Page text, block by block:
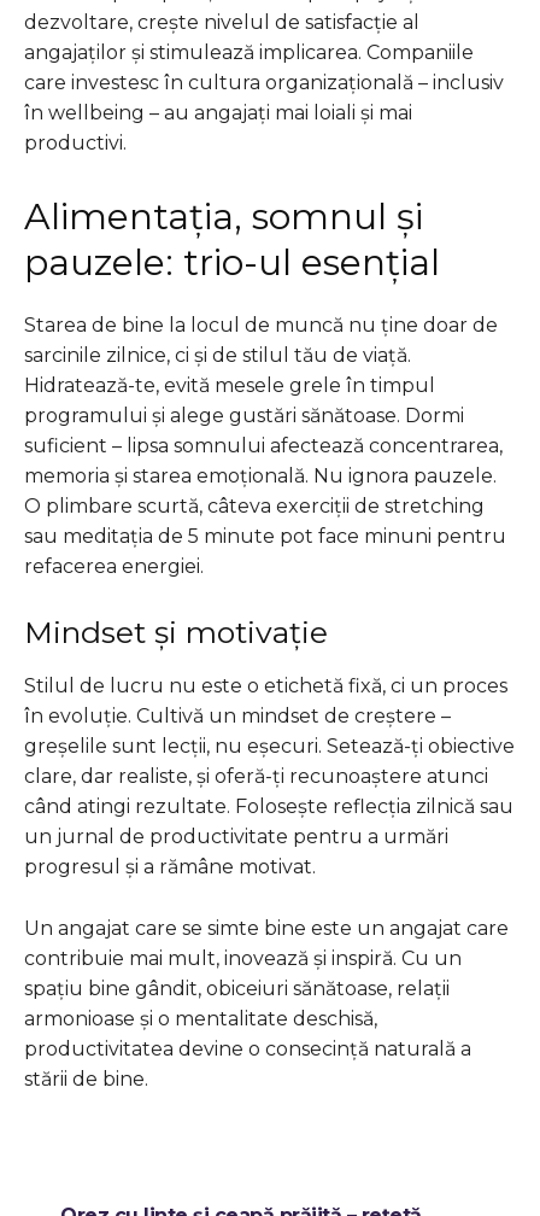
dezvoltare, crește nivelul de satisfacție al
angajaților și stimulează implicarea. Companiile
care investesc în cultura organizațională – inclusiv
în wellbeing – au angajați mai loiali și mai
productivi.
Alimentația, somnul și
pauzele: trio-ul esențial
Starea de bine la locul de muncă nu ține doar de
sarcinile zilnice, ci și de stilul tău de viață.
Hidratează-te, evită mesele grele în timpul
programului și alege gustări sănătoase. Dormi
suficient – lipsa somnului afectează concentrarea,
memoria și starea emoțională. Nu ignora pauzele.
O plimbare scurtă, câteva exerciții de stretching
sau meditația de 5 minute pot face minuni pentru
refacerea energiei.
Mindset și motivație
Stilul de lucru nu este o etichetă fixă, ci un proces
în evoluție. Cultivă un mindset de creștere –
greșelile sunt lecții, nu eșecuri. Setează-ți obiective
clare, dar realiste, și oferă-ți recunoaștere atunci
când atingi rezultate. Folosește reflecția zilnică sau
un jurnal de productivitate pentru a urmări
progresul și a rămâne motivat.
Un angajat care se simte bine este un angajat care
contribuie mai mult, inovează și inspiră. Cu un
spațiu bine gândit, obiceiuri sănătoase, relații
armonioase și o mentalitate deschisă,
productivitatea devine o consecință naturală a
stării de bine.